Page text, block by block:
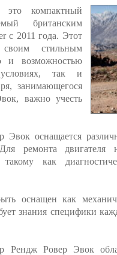
компактный
британским
с 2011 года. Этот
своим стильным
и возможностью
так и
занимающегося
важно учесть
оснащается
ремонта двигателя
такому как
оснащен как
знания специфики
Рендж Ровер Эвок